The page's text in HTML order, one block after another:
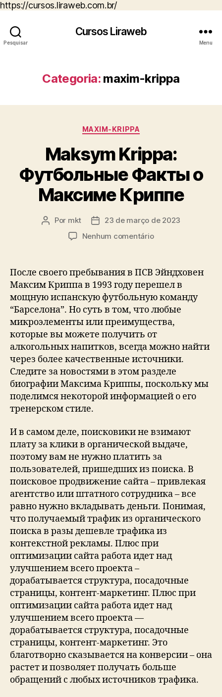
https://cursos.liraweb.com.br/
Pesquisar
Cursos Liraweb
Menu
Categoria: maxim-krippa
Categorias
MAXIM-KRIPPA
Maksym Krippa:
Футбольные Факты о
Максиме Криппе
Autor
Por mkt
Data
de
23 de março de 2023
Nenhum comentárioem
Футбольные
Факты
о
Максиме
Криппе
После своего пребывания в ПСВ Эйндховен
Максим Криппа в 1993 году перешел в
мощную испанскую футбольную команду
“Барселона”. Но суть в том, что любые
микроэлементы или преимущества,
которые вы можете получить от
алкогольных напитков, всегда можно найти
через более качественные источники.
Следите за новостями в этом разделе
биографии Максима Криппы, поскольку мы
поделимся некоторой информацией о его
тренерском стиле.
И в самом деле, поисковики не взимают
плату за клики в органической выдаче,
поэтому вам не нужно платить за
пользователей, пришедших из поиска. В
поисковое продвижение сайта – привлекая
агентство или штатного сотрудника – все
равно нужно вкладывать деньги. Понимая,
что получаемый трафик из органического
поиска в разы дешевле трафика из
контекстной рекламы. Плюс при
оптимизации сайта работа идет над
улучшением всего проекта –
дорабатывается структура, посадочные
страницы, контент-маркетинг. Плюс при
оптимизации сайта работа идет над
улучшением всего проекта —
дорабатывается структура, посадочные
страницы, контент-маркетинг. Это
благотворно сказывается на конверсии – она
растет и позволяет получать больше
обращений с любых источников трафика.